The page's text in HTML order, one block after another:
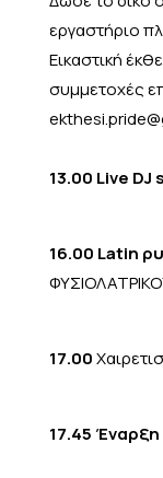
εργαστήριο
Εικαστική
συμμετοχές
13.00 Live DJ
16.00 Latin
17.00
17.45